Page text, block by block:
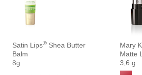
Satin Lips® Shea Butter
Balm
8g
Mary
Matte
3,6 g